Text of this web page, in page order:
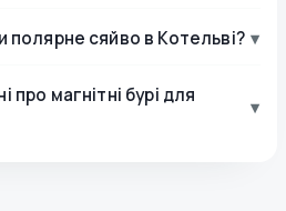
сяйво в Котельві? ▾
про магнітні бурі для
▾